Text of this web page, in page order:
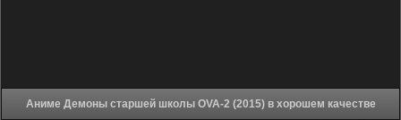
Аниме Демоны старшей школы OVA-2 (2015) в хорошем качестве